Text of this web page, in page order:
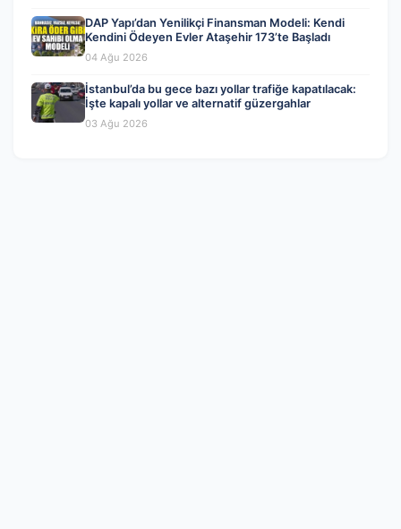
DAP Yapı’dan Yenilikçi Finansman Modeli: Kendi
Kendini Ödeyen Evler Ataşehir 173’te Başladı
04 Ağu 2026
İstanbul’da bu gece bazı yollar trafiğe kapatılacak:
İşte kapalı yollar ve alternatif güzergahlar
03 Ağu 2026